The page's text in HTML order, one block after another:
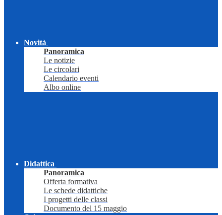
Novità
Panoramica
Le notizie
Le circolari
Calendario eventi
Albo online
Didattica
Panoramica
Offerta formativa
Le schede didattiche
I progetti delle classi
Documento del 15 maggio